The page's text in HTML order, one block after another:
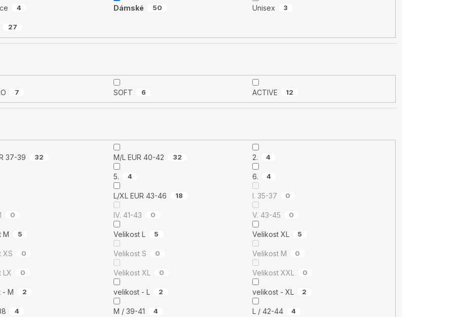
4 Dámské 50 Unisex 3
27
7 SOFT 6 ACTIVE 12
37-39 32 M/L EUR 40-42 32 2. 4
5. 4 6. 4
L/XL EUR 43-46 18 I. 35-37 0
0 IV. 41-43 0 V. 43-45 0
Velikost M 5 Velikost L 5 Velikost XL 5
Velikost XS 0 Velikost S 0 Velikost M 0
Velikost LX 0 Velikost XL 0 Velikost XXL 0
velikost - M 2 velikost - L 2 velikost - XL 2
4 M / 39-41 4 L / 42-44 4